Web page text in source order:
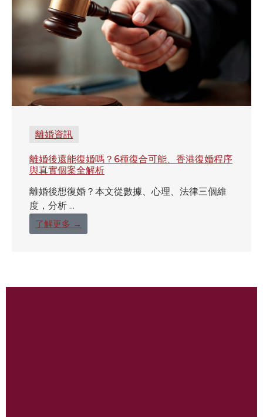
離婚資訊
離婚後還能復婚嗎？6種復合可能、香港復婚程序
與真實個案全解析
離婚後想復婚？本文從數據、心理、法律三個維
度，分析 ...
了解更多 →